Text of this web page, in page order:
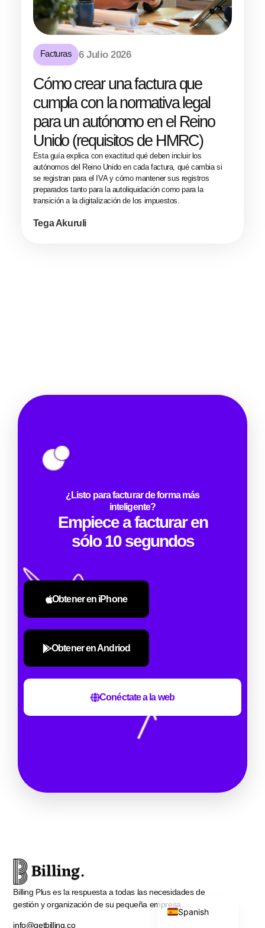
Facturas 6 Julio 2026
Cómo crear una factura que
cumpla con la normativa legal
para un autónomo en el Reino
Unido (requisitos de HMRC)
Esta guía explica con exactitud qué deben incluir los
autónomos del Reino Unido en cada factura, qué cambia si
se registran para el IVA y cómo mantener sus registros
preparados tanto para la autoliquidación como para la
transición a la digitalización de los impuestos.
Tega Akuruli
¿Listo para facturar de forma más
inteligente?
Empiece a facturar en
sólo 10 segundos
Obtener en iPhone
Obtener en Andriod
Conéctate a la web
Billing Plus es la respuesta a todas las necesidades de
gestión y organización de su pequeña empresa.
info@getbilling.co
Spanish
English
Italian